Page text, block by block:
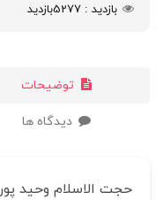
بازدید
5277بازدید
توضیحات
دیدگاه ها
حجت الاسلام وحید پور